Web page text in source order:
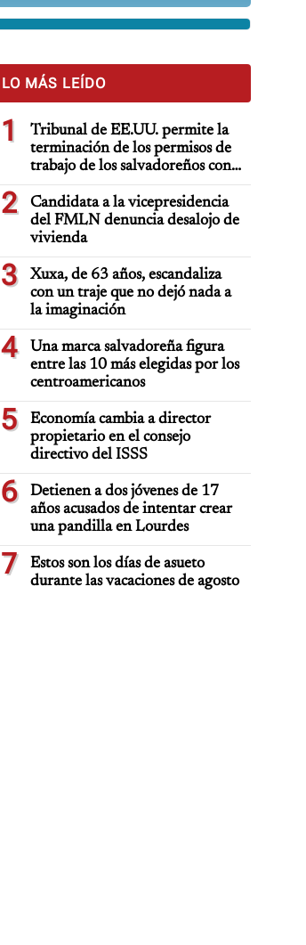
LO MÁS LEÍDO
1
Tribunal de EE.UU. permite la
terminación de los permisos de
trabajo de los salvadoreños con
TPS
2
Candidata a la vicepresidencia
del FMLN denuncia desalojo de
vivienda
3
Xuxa, de 63 años, escandaliza
con un traje que no dejó nada a
la imaginación
4
Una marca salvadoreña figura
entre las 10 más elegidas por los
centroamericanos
5
Economía cambia a director
propietario en el consejo
directivo del ISSS
6
Detienen a dos jóvenes de 17
años acusados de intentar crear
una pandilla en Lourdes
7
Estos son los días de asueto
durante las vacaciones de agosto